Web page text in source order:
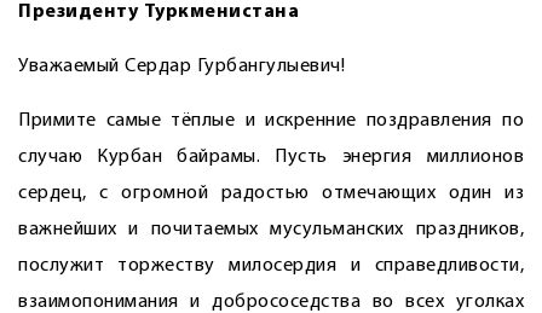
Президенту Туркменистана
Уважаемый Сердар Гурбангулыевич!
Примите самые тёплые и искренние поздравления по
случаю Курбан байрамы. Пусть энергия миллионов
сердец, с огромной радостью отмечающих один из
важнейших и почитаемых мусульманских праздников,
послужит торжеству милосердия и справедливости,
взаимопонимания и добрососедства во всех уголках